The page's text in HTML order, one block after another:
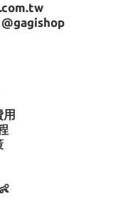
@gagishop
用